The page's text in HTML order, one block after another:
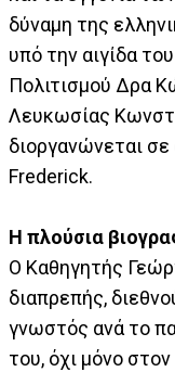
δύναμη της
υπό την αιγίδα
Πολιτισμού Δρα
Λευκωσίας
διοργανώνεται
Frederick.
Η πλούσια
Ο Καθηγητής
διαπρεπής,
γνωστός ανά το
του, όχι μόνο